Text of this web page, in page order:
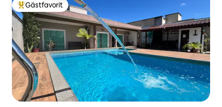
Populär gästfavorit
Gästfavorit